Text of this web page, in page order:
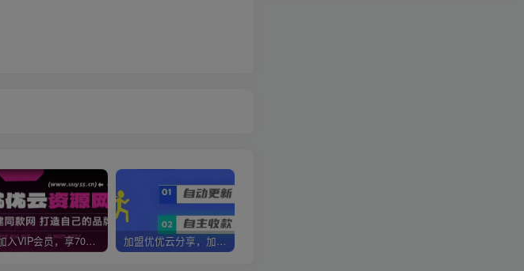
加入VIP会员，享70%的推广提成，免费学习多种网上创业课程，菜鸟秒变大神！ 加盟优优云分享，加盟搭建同款知识付费资源网站，实现长期稳定被动收入~